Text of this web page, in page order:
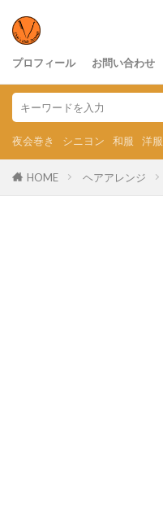
プロフィール お問い合わせ
夜会巻き シニヨン 和服 洋服
HOME ヘアアレンジ